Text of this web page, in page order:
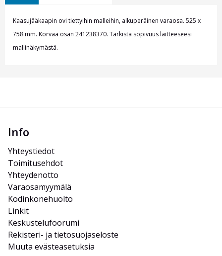
Kaasujääkaapin ovi tiettyihin malleihin, alkuperäinen varaosa. 525 x
758 mm. Korvaa osan 241238370. Tarkista sopivuus laitteeseesi
mallinäkymästä.
Info
Yhteystiedot
Toimitusehdot
Yhteydenotto
Varaosamyymälä
Kodinkonehuolto
Linkit
Keskustelufoorumi
Rekisteri- ja tietosuojaseloste
Muuta evästeasetuksia